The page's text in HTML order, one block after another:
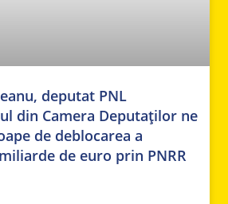
deputat PNL
din Camera Deputaților ne
de deblocarea a
de euro prin PNRR